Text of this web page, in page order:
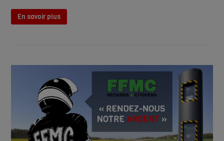
En savoir plus